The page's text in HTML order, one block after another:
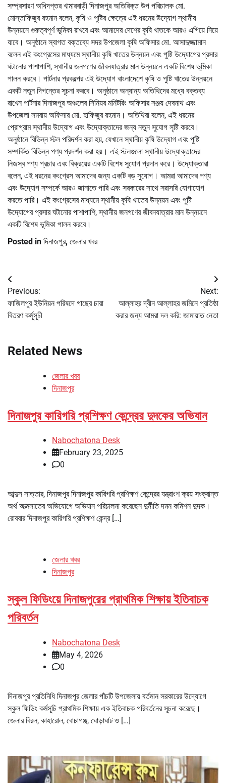
সম্প্রসারণ অধিদপ্তর খামারবাড়ী দিনাজপুর অতিরিক্ত উপ পরিচালক মো.
মোস্তাফিজুর রহমান বলেন, কৃষি ও পুষ্টির ক্ষেত্রে এই ধরনের উদ্যোগ স্থানীয়
উন্নয়নে গুরুত্বপূর্ণ ভূমিকা রাখবে এবং আমাদের দেশের কৃষি খাতকে আরও এগিয়ে নিয়ে
যাবে। অনুষ্ঠানে স্বাগত বক্তব্যে সদর উপজেলা কৃষি অফিসার মো. আসাদুজ্জামান
বলেন এই কংগ্রেসের মাধ্যমে স্থানীয় কৃষি খাতের উন্নয়ন এবং পুষ্টি উদ্যোগের প্রসার
ঘটানোর পাশাপাশি, স্থানীয় জনগণের জীবনযাত্রার মান উন্নয়নে একটি বিশেষ ভূমিকা
পালন করবে। পার্টনার প্রকল্পের এই উদ্যোগ বাংলাদেশে কৃষি ও পুষ্টি খাতের উন্নয়নে
একটি নতুন দিগন্তের সূচনা করবে। অনুষ্ঠানে অন্যান্য অতিথিদের মধ্যে বক্তব্য
রাখেন পার্টনার দিনাজপুর অঞ্চলের সিনিয়র মনিটরিং অফিসার সঞ্জয় দেবনাথ এবং
উপজেলা সমবায় অফিসার মো. হাফিজুর রহমান। অতিথিরা বলেন, এই ধরনের
প্রোগ্রাম স্থানীয় উদ্যোগ এবং উদ্যোক্তাদের জন্য নতুন সুযোগ সৃষ্টি করবে।
অনুষ্ঠানে বিভিন্ন স্টল পরিদর্শন করা হয়, যেখানে স্থানীয় কৃষি উদ্যোগ এবং পুষ্টি
সম্পর্কিত বিভিন্ন পণ্য প্রদর্শন করা হয়। এই স্টলগুলো স্থানীয় উদ্যোক্তাদের
নিজস্ব পণ্য প্রচার এবং বিক্রয়ের একটি বিশেষ সুযোগ প্রদান করে। উদ্যোক্তারা
বলেন, এই ধরনের কংগ্রেস আমাদের জন্য একটি বড় সুযোগ। আমরা আমাদের পণ্য
এবং উদ্যোগ সম্পর্কে আরও জানাতে পারি এবং সরকারের সাথে সরাসরি যোগাযোগ
করতে পারি। এই কংগ্রেসের মাধ্যমে স্থানীয় কৃষি খাতের উন্নয়ন এবং পুষ্টি
উদ্যোগের প্রসার ঘটানোর পাশাপাশি, স্থানীয় জনগণের জীবনযাত্রার মান উন্নয়নে
একটি বিশেষ ভূমিকা পালন করবে।
Posted in দিনাজপুর, জেলার খবর
Post
navigation
Previous:
ফাজিলপুর ইউনিয়ন পরিষদে গাছের চারা
বিতরণ কর্মূসূচী
Next:
আল্লাহর দ্বীন আল্লাহর জমিনে প্রতিষ্ঠা
করার জন্য আমরা দল করি: জামায়াত নেতা
Related News
জেলার খবর
দিনাজপুর
দিনাজপুর কারিগরি প্রশিক্ষণ কেন্দ্রের দুদকের অভিযান
Nabochatona Desk
February 23, 2025
0
আব্দুস সাত্তার, দিনাজপুর দিনাজপুর কারিগরি প্রশিক্ষণ কেন্দ্রের যন্ত্রাংশ ক্রয় সংক্রান্ত
অর্থ আত্মসাতের অভিযোগে অভিযান পরিচালনা করেছেন দুর্নীতি দমন কমিশন দুদক।
রোববার দিনাজপুর কারিগরি প্রশিক্ষণ কেন্দ্র […]
জেলার খবর
দিনাজপুর
স্কুল ফিডিংয়ে দিনাজপুরের প্রাথমিক শিক্ষায় ইতিবাচক
পরিবর্তন
Nabochatona Desk
May 4, 2026
0
দিনাজপুর প্রতিনিধি দিনাজপুর জেলার পাঁচটি উপজেলায় বর্তমান সরকারের উদ্যোগে
স্কুল ফিডিং কর্মসূচি প্রাথমিক শিক্ষায় এক ইতিবাচক পরিবর্তনের সূচনা করেছে।
জেলার বিরল, কাহারোল, বোচাগঞ্জ, ঘোড়াঘাট ও […]